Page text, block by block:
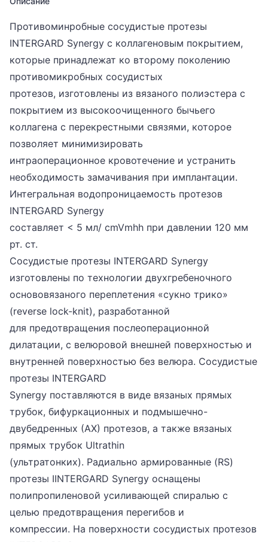
Противоминробные сосудистые протезы
INTERGARD Synergy с коллагеновым покрытием,
которые принадлежат ко второму поколению
противомикробных сосудистых
протезов, изготовлены из вязаного полиэстера с
покрытием из высокоочищенного бычьего
коллагена с перекрестными связями, которое
позволяет минимизировать
интраоперационное кровотечение и устранить
необходимость замачивания при имплантации.
Интегральная водопроницаемость протезов
INTERGARD Synergy
составляет < 5 мл/ cmVmhh при давлении 120 мм
рт. ст.
Сосудистые протезы INTERGARD Synergy
изготовлены по технологии двухгребеночного
основовязаного переплетения «сукно трико»
(reverse lock-knit), разработанной
для предотвращения послеоперационной
дилатации, с велюровой внешней поверхностью и
внутренней поверхностью без велюра. Сосудистые
протезы INTERGARD
Synergy поставляются в виде вязаных прямых
трубок, бифуркационных и подмышечно-
двубедренных (АХ) протезов, а также вязаных
прямых трубок Ultrathin
(ультратонких). Радиально армированные (RS)
протезы IINTERGARD Synergy оснащены
полипропиленовой усиливающей спиралью с
целью предотвращения перегибов и
компрессии. На поверхности сосудистых протезов